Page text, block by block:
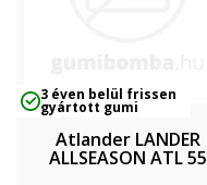
3 éven belül frissen
gyártott gumi
Atlander LANDER
ALLSEASON ATL 55